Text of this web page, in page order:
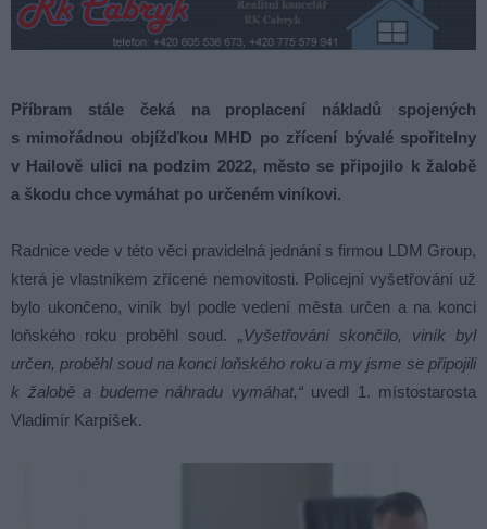
Příbram stále čeká na proplacení nákladů spojených
s mimořádnou objížďkou MHD po zřícení bývalé spořitelny
v Hailově ulici na podzim 2022, město se připojilo k žalobě
a škodu chce vymáhat po určeném viníkovi.
Radnice vede v této věci pravidelná jednání s firmou LDM Group,
která je vlastníkem zřícené nemovitosti. Policejní vyšetřování už
bylo ukončeno, viník byl podle vedení města určen a na konci
loňského roku proběhl soud. „Vyšetřování skončilo, viník byl
určen, proběhl soud na konci loňského roku a my jsme se připojili
k žalobě a budeme náhradu vymáhat,“uvedl 1. místostarosta
Vladimír Karpíšek.